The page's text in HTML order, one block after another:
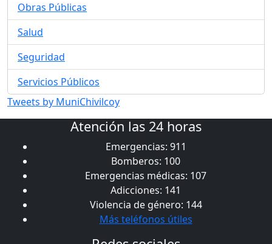
Obras Públicas
Salud
Seguridad
Servicios Públicos
Tweets by MuniChivilcoy
Atención las 24 horas
Emergencias: 911
Bomberos: 100
Emergencias médicas: 107
Adicciones: 141
Violencia de género: 144
Más teléfonos útiles